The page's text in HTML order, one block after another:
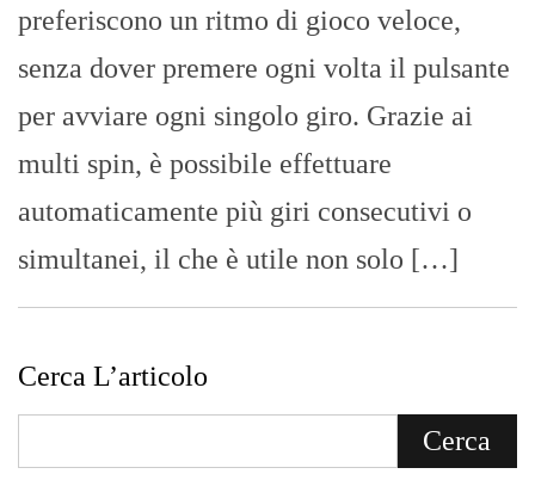
preferiscono un ritmo di gioco veloce,
senza dover premere ogni volta il pulsante
per avviare ogni singolo giro. Grazie ai
multi spin, è possibile effettuare
automaticamente più giri consecutivi o
simultanei, il che è utile non solo […]
Cerca L’articolo